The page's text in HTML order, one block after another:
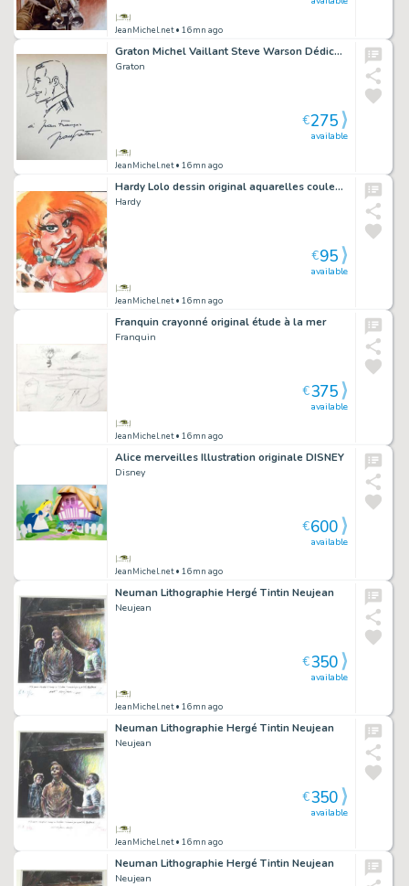
JeanMichel.net• 16mn ago
Graton Michel Vaillant Steve Warson Dédicace signé
Graton
JeanMichel.net• 16mn ago
available
€275
Hardy Lolo dessin original aquarelles couleurs
Hardy
JeanMichel.net• 16mn ago
available
€95
Franquin crayonné original étude à la mer
Franquin
JeanMichel.net• 16mn ago
available
€375
Alice merveilles Illustration originale DISNEY
Disney
JeanMichel.net• 16mn ago
available
€600
Neuman Lithographie Hergé Tintin Neujean
Neujean
JeanMichel.net• 16mn ago
available
€350
Neuman Lithographie Hergé Tintin Neujean
Neujean
JeanMichel.net• 16mn ago
available
€350
Neuman Lithographie Hergé Tintin Neujean
Neujean